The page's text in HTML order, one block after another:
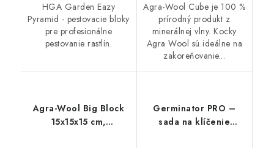
HGA Garden Eazy
Pyramid - pestovacie bloky
pre profesionálne
pestovanie rastlín.
Agra-Wool Cube je 100 %
prírodný produkt z
minerálnej vlny. Kocky
Agra Wool sú ideálne na
zakoreňovanie...
Agra-Wool Big Block
15x15x15 cm,
Germinator PRO –
sada na klíčenie